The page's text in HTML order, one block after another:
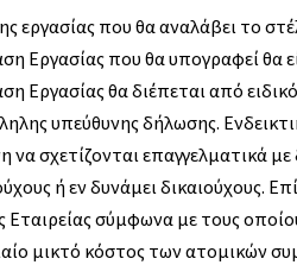
εργασίας που θα αναλάβει το
Εργασίας που θα υπογραφεί θα
Εργασίας θα διέπεται από
υπεύθυνης δήλωσης.
να σχετίζονται επαγγελματικά
ή εν δυνάμει δικαιούχους.
Εταιρείας σύμφωνα με τους
μικτό κόστος των ατομικών